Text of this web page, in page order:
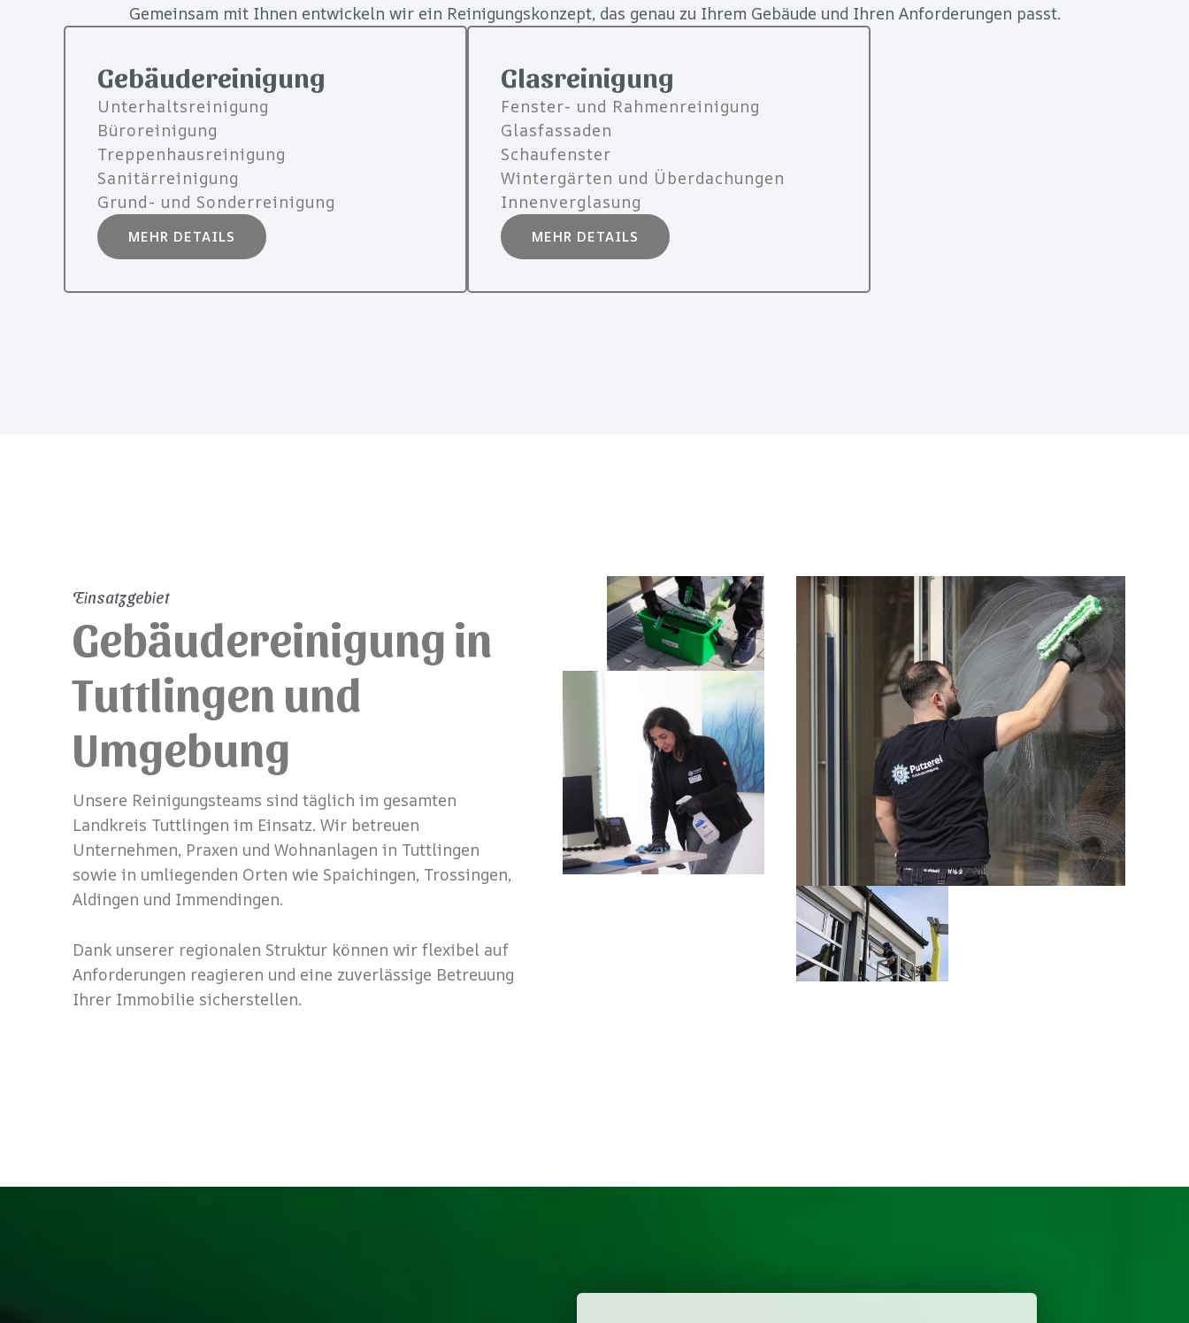
Gemeinsam mit Ihnen entwickeln wir ein Reinigungskonzept, das genau zu Ihrem Gebäude und Ihren Anforderungen passt.
Gebäudereinigung
Unterhaltsreinigung
Büroreinigung
Treppenhausreinigung
Sanitärreinigung
Grund- und Sonderreinigung
MEHR DETAILS
Glasreinigung
Fenster- und Rahmenreinigung
Glasfassaden
Schaufenster
Wintergärten und Überdachungen
Innenverglasung
MEHR DETAILS
Einsatzgebiet
Gebäudereinigung in
Tuttlingen und
Umgebung
Unsere Reinigungsteams sind täglich im gesamten
Landkreis Tuttlingen im Einsatz. Wir betreuen
Unternehmen, Praxen und Wohnanlagen in Tuttlingen
sowie in umliegenden Orten wie Spaichingen, Trossingen,
Aldingen und Immendingen.
Dank unserer regionalen Struktur können wir flexibel auf
Anforderungen reagieren und eine zuverlässige Betreuung
Ihrer Immobilie sicherstellen.